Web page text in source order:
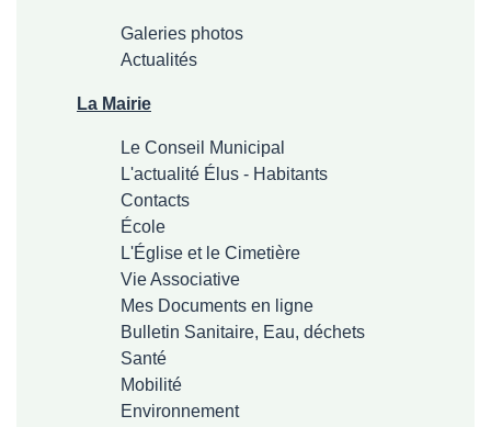
Galeries photos
Actualités
La Mairie
Le Conseil Municipal
L'actualité Élus - Habitants
Contacts
École
L'Église et le Cimetière
Vie Associative
Mes Documents en ligne
Bulletin Sanitaire, Eau, déchets
Santé
Mobilité
Environnement